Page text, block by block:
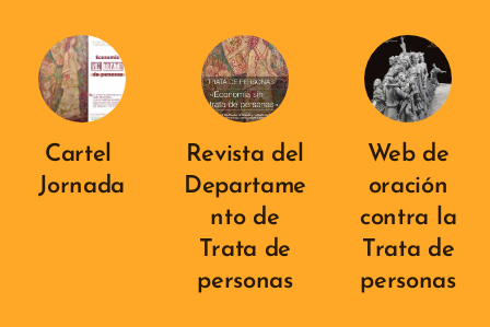
Cartel
Jornada
Revista del
Departame
nto de
Trata de
personas
Web de
oración
contra la
Trata de
personas